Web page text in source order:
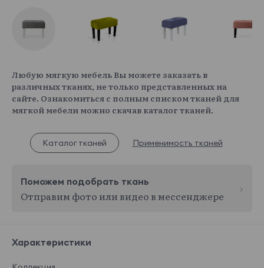
Любую мягкую мебель Вы можете заказать в
различных тканях, не только представленных на
сайте. Ознакомиться с полным списком тканей для
мягкой мебели можно скачав каталог тканей.
Каталог тканей Применимость тканей
Поможем подобрать ткань
Отправим фото или видео в мессенджере
Характеристики